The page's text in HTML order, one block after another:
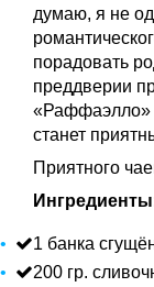
думаю, я не
порадовать
преддверии
«Раффаэлло»
станет
Приятного
1 банка
200 гр.